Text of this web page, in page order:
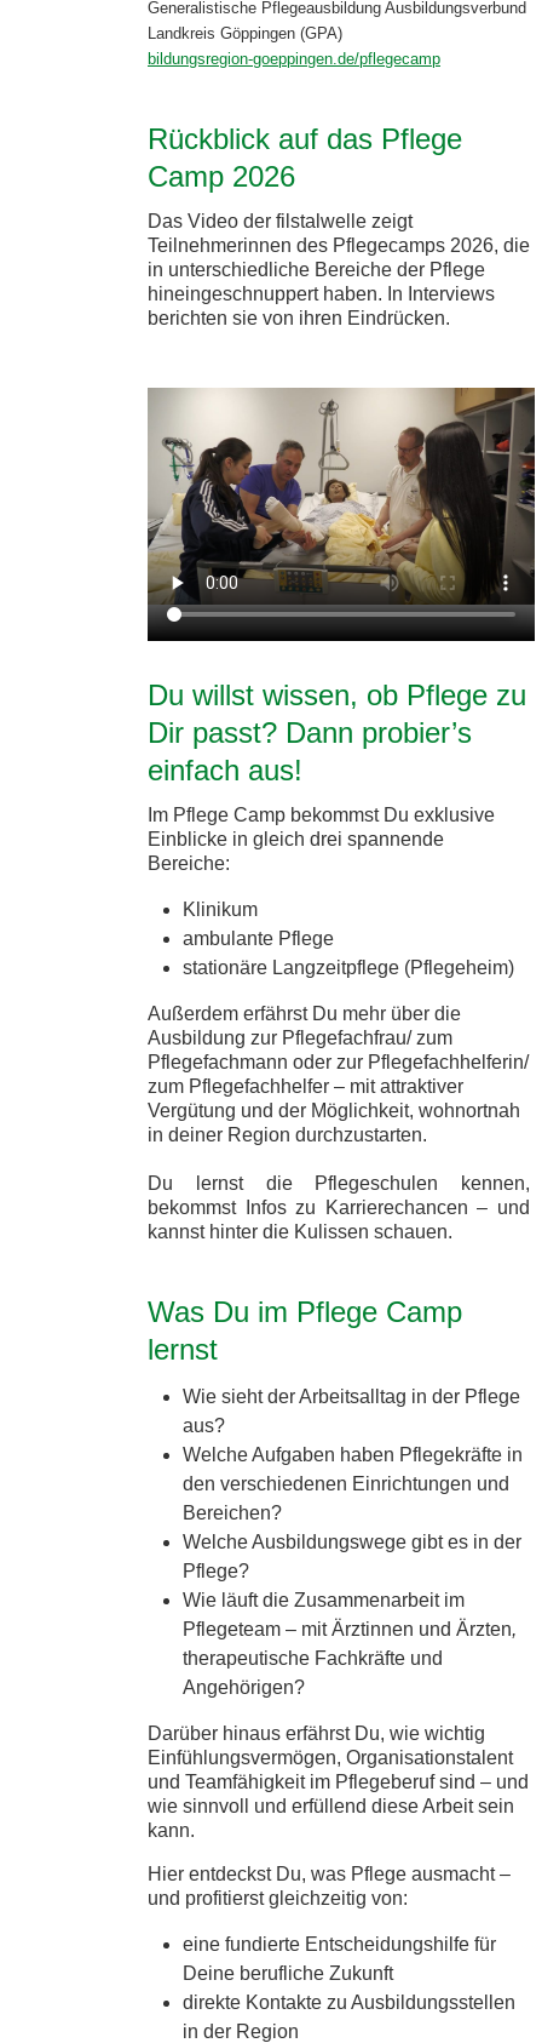
Generalistische Pflegeausbildung Ausbildungsverbund
Landkreis Göppingen (GPA)
bildungsregion-goeppingen.de/pflegecamp
Rückblick auf das Pflege
Camp 2026
Das Video der filstalwelle zeigt
Teilnehmerinnen des Pflegecamps 2026, die
in unterschiedliche Bereiche der Pflege
hineingeschnuppert haben. In Interviews
berichten sie von ihren Eindrücken.
Du willst wissen, ob Pflege zu
Dir passt? Dann probier’s
einfach aus!
Im Pflege Camp bekommst Du exklusive
Einblicke in gleich drei spannende
Bereiche:
Klinikum
ambulante Pflege
stationäre Langzeitpflege (Pflegeheim)
Außerdem erfährst Du mehr über die
Ausbildung zur Pflegefachfrau/ zum
Pflegefachmann oder zur Pflegefachhelferin/
zum Pflegefachhelfer – mit attraktiver
Vergütung und der Möglichkeit, wohnortnah
in deiner Region durchzustarten.
Du lernst die Pflegeschulen kennen,
bekommst Infos zu Karrierechancen – und
kannst hinter die Kulissen schauen.
Was Du im Pflege Camp
lernst
Wie sieht der Arbeitsalltag in der Pflege
aus?
Welche Aufgaben haben Pflegekräfte in
den verschiedenen Einrichtungen und
Bereichen?
Welche Ausbildungswege gibt es in der
Pflege?
Wie läuft die Zusammenarbeit im
Pflegeteam – mit Ärztinnen und Ärzten,
therapeutische Fachkräfte und
Angehörigen?
Darüber hinaus erfährst Du, wie wichtig
Einfühlungsvermögen, Organisationstalent
und Teamfähigkeit im Pflegeberuf sind – und
wie sinnvoll und erfüllend diese Arbeit sein
kann.
Hier entdeckst Du, was Pflege ausmacht –
und profitierst gleichzeitig von:
eine fundierte Entscheidungshilfe für
Deine berufliche Zukunft
direkte Kontakte zu Ausbildungsstellen
in der Region